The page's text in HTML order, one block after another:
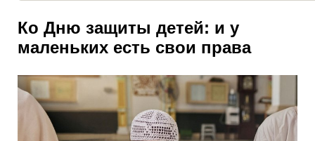
Ко Дню защиты детей: и у
маленьких есть свои права